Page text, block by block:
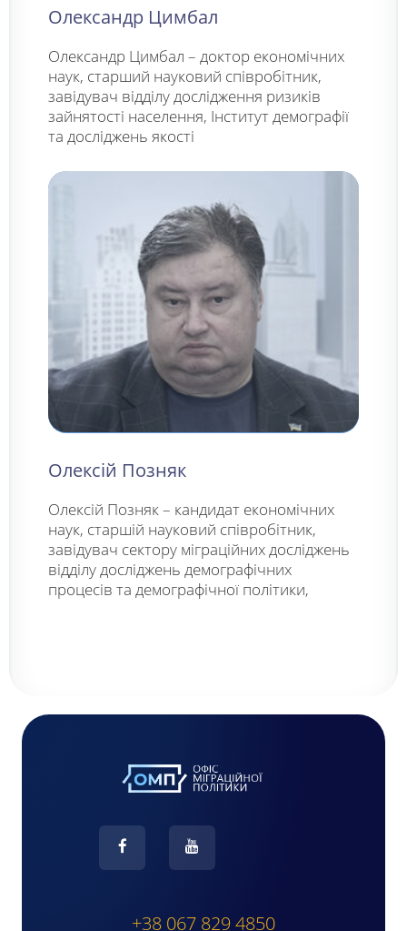
Олександр Цимбал
Олександр Цимбал – доктор економічних
наук, старший науковий співробітник,
завідувач відділу дослідження ризиків
зайнятості населення, Інститут демографії
та досліджень якості
Олексій Позняк
Олексій Позняк – кандидат економічних
наук, старшій науковий співробітник,
завідувач сектору міграційних досліджень
відділу досліджень демографічних
процесів та демографічної політики,
+38 067 829 4850